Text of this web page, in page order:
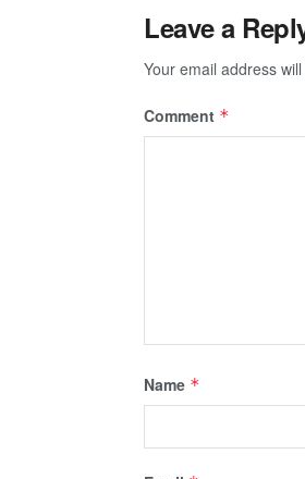
Leave a
Your email address
Comment *
Name *